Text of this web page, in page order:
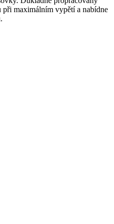
maximálním vypětí a nabídne